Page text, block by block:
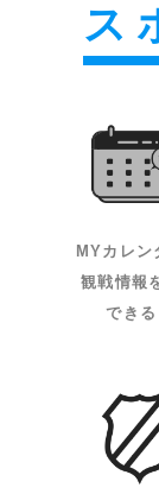
ス
MYカレン
観戦情報
できる